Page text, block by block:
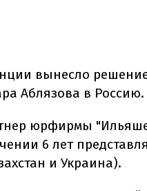
вынесло
Аблязова в Россию.
юрфирмы
6 лет
и Украина).